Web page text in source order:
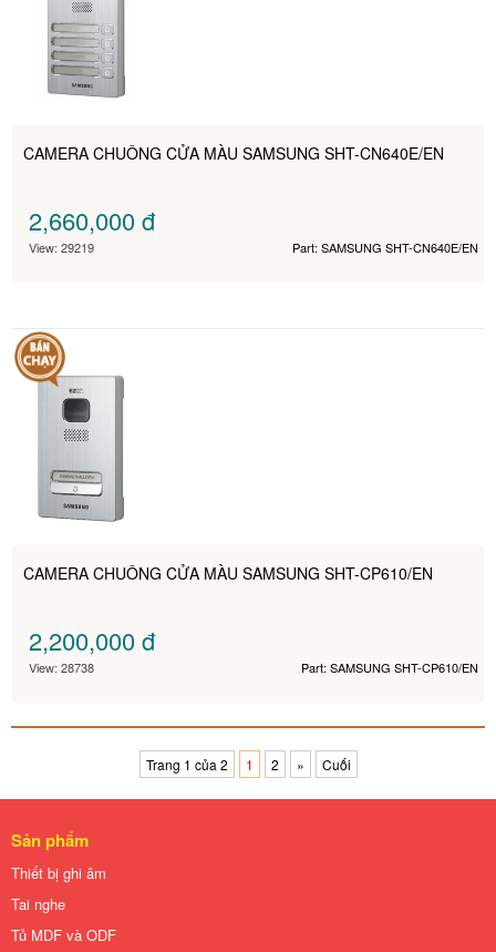
CAMERA CHUÔNG CỬA MÀU SAMSUNG SHT-CN640E/EN
2,660,000đ
View: 29219 Part: SAMSUNG SHT-CN640E/EN
CAMERA CHUÔNG CỬA MÀU SAMSUNG SHT-CP610/EN
2,200,000đ
View: 28738 Part: SAMSUNG SHT-CP610/EN
Trang 1 của 2 1 2 » Cuối
Sản phẩm
Thiết bị ghi âm
Tai nghe
Tủ MDF và ODF